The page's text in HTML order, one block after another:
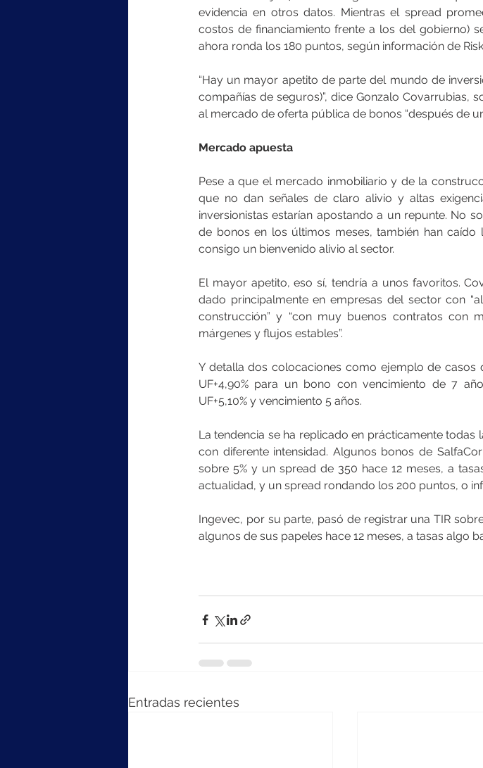
evidencia en otros datos. Mientras el spread
costos de financiamiento frente a los del gobierno)
ahora ronda los 180 puntos, según información de
“Hay un mayor apetito de parte del mundo de
compañías de seguros)”, dice Gonzalo Covarrubias,
al mercado de oferta pública de bonos “después de
Mercado apuesta
Pese a que el mercado inmobiliario y de la
que no dan señales de claro alivio y altas
inversionistas estarían apostando a un repunte. No
de bonos en los últimos meses, también han
consigo un bienvenido alivio al sector.
El mayor apetito, eso sí, tendría a unos favoritos.
dado principalmente en empresas del sector con
construcción” y “con muy buenos contratos con
márgenes y flujos estables”.
Y detalla dos colocaciones como ejemplo de casos
UF+4,90% para un bono con vencimiento de 7
UF+5,10% y vencimiento 5 años.
La tendencia se ha replicado en prácticamente
con diferente intensidad. Algunos bonos de
sobre 5% y un spread de 350 hace 12 meses, a
actualidad, y un spread rondando los 200 puntos, o
Ingevec, por su parte, pasó de registrar una TIR
algunos de sus papeles hace 12 meses, a tasas algo
Entradas recientes